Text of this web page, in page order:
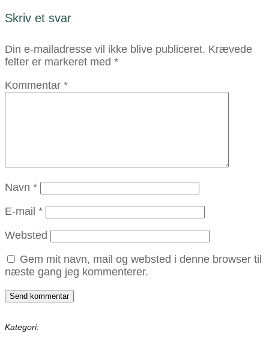
Skriv et svar
Din e-mailadresse vil ikke blive publiceret. Krævede
felter er markeret med *
Kommentar *
Navn *
E-mail *
Websted
Gem mit navn, mail og websted i denne browser til
næste gang jeg kommenterer.
Kategori: